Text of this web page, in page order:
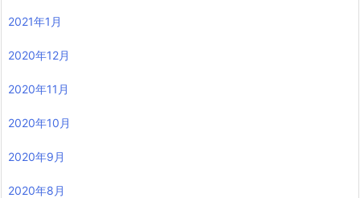
2021年1月
2020年12月
2020年11月
2020年10月
2020年9月
2020年8月